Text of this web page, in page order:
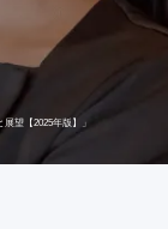
望【2025年版】」